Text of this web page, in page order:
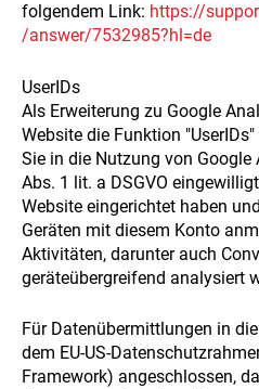
folgendem Link: https://
/answer/7532985?hl=de
UserIDs
Als Erweiterung zu Google
Website die Funktion
Sie in die Nutzung von
Abs. 1 lit. a DSGVO
Website eingerichtet haben
Geräten mit diesem Konto
Aktivitäten, darunter auch
geräteübergreifend analysiert
Für Datenübermittlungen in
dem EU-US-
Framework) angeschlossen,